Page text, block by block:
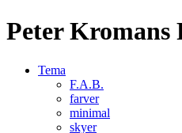
Peter
Tema
F.A.B.
farver
minimal
skyer